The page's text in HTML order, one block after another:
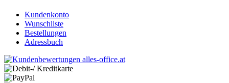
Kundenkonto
Wunschliste
Bestellungen
Adressbuch